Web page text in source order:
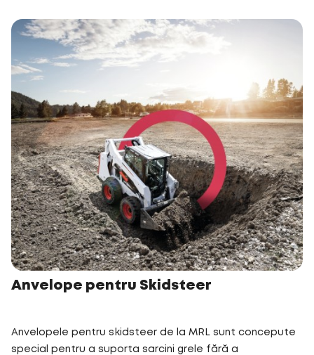
Anvelope pentru Skidsteer
Anvelopele pentru skidsteer de la MRL sunt concepute
special pentru a suporta sarcini grele fără a